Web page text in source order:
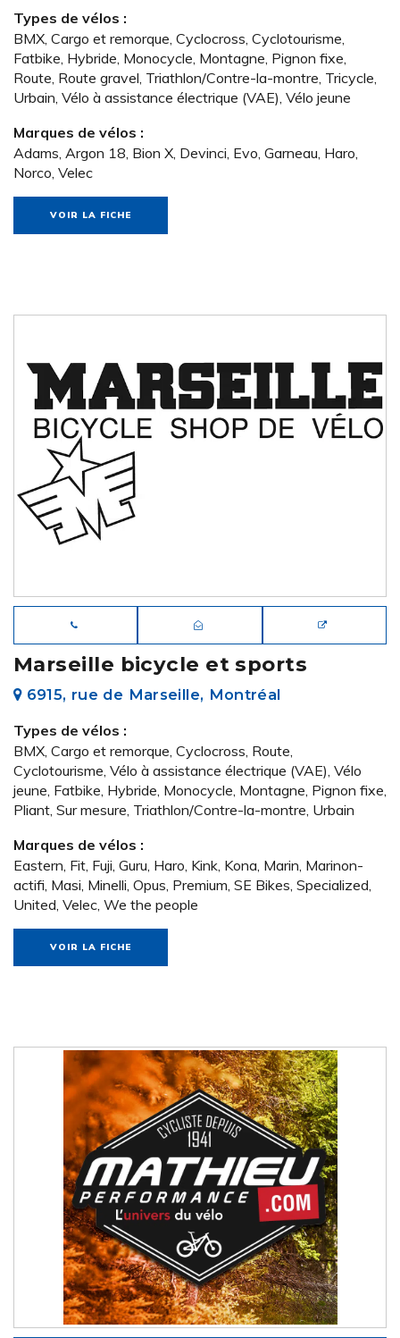
Types de vélos :
BMX, Cargo et remorque, Cyclocross, Cyclotourisme,
Fatbike, Hybride, Monocycle, Montagne, Pignon fixe,
Route, Route gravel, Triathlon/Contre-la-montre, Tricycle,
Urbain, Vélo à assistance électrique (VAE), Vélo jeune
Marques de vélos :
Adams, Argon 18, Bion X, Devinci, Evo, Garneau, Haro,
Norco, Velec
VOIR LA FICHE
Marseille bicycle et sports
6915, rue de Marseille, Montréal
Types de vélos :
BMX, Cargo et remorque, Cyclocross, Route,
Cyclotourisme, Vélo à assistance électrique (VAE), Vélo
jeune, Fatbike, Hybride, Monocycle, Montagne, Pignon fixe,
Pliant, Sur mesure, Triathlon/Contre-la-montre, Urbain
Marques de vélos :
Eastern, Fit, Fuji, Guru, Haro, Kink, Kona, Marin, Marinon-
actifi, Masi, Minelli, Opus, Premium, SE Bikes, Specialized,
United, Velec, We the people
VOIR LA FICHE